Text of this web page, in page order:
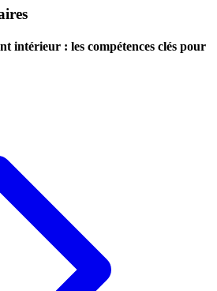
intérieur : les compétences clés pour